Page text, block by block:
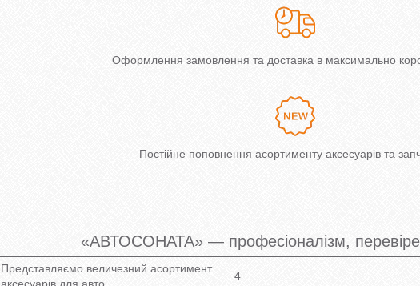
Оформлення замовлення та доставка в максимально
Постійне поповнення асортименту аксесуарів та
«АВТОСОНАТА» — професіоналізм,
Представляємо величезний асортимент
4